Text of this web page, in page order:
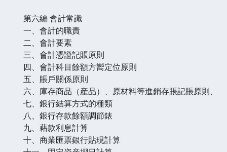
第六編 會計常識
一、會計的職責
二、會計要素
三、會計憑證記賬原則
四、會計科目餘額方嚮定位原則
五、賬戶關係原則
六、庫存商品（産品）、原材料等進銷存賬記賬原則、
七、銀行結算方式的種類
八、銀行存款餘額調節錶
九、藉款利息計算
十、商業匯票銀行貼現計算